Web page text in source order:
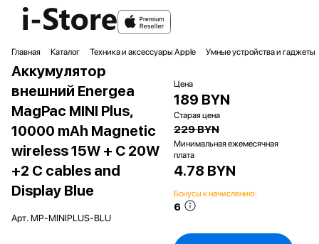
Главная Каталог Техника и аксессуары Apple Умные устройства и гаджеты
Аккумулятор
внешний Energea
MagPac MINI Plus,
10000 mAh Magnetic
wireless 15W + С 20W
+2 C cables and
Display Blue
Арт. MP-MINIPLUS-BLU
Цена
189 BYN
Старая цена
229 BYN
Минимальная ежемесячная
плата
4.78 BYN
Бонусы к начислению:
6